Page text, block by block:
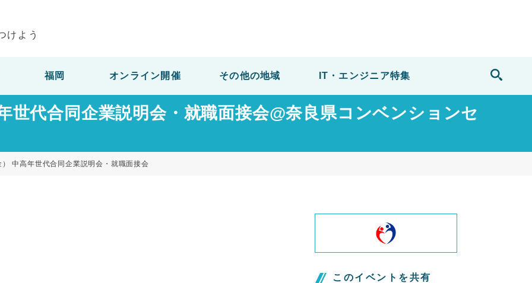
けよう
福岡 オンライン開催 その他の地域 IT・エンジニア特集
世代合同企業説明会・就職面接会@奈良県コンベンションセ
中高年世代合同企業説明会・就職面接会
このイベントを共有